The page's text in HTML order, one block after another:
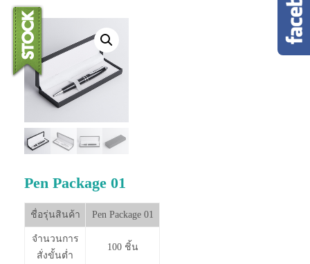
Pen Package 01
ชื่อรุ่นสินค้า Pen Package 01
จำนวนการ
สั่งขั้นต่ำ
100 ชิ้น